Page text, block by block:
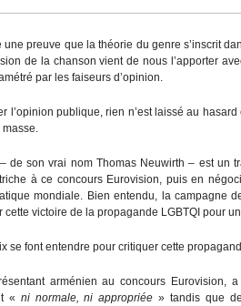
une preuve que la théorie du genre s’inscrit
de la chanson vient de nous l’apporter
par les faiseurs d’opinion.
l’opinion publique, rien n’est laissé au
de son vrai nom Thomas Neuwirth – est un
à ce concours Eurovision, puis en
mondiale. Bien entendu, la campagne
cette victoire de la propagande LGBTQI pour
se font entendre pour critiquer cette
arménien au concours Eurovision,
« ni normale, ni appropriée » tandis que